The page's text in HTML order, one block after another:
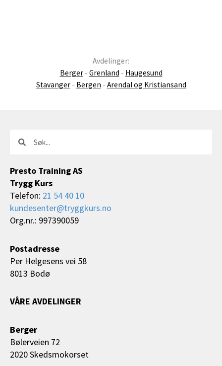
Avdelinger:
Berger- Grenland - Haugesund
Stavanger- Bergen - Arendal og Kristiansand
Søk
Presto Training AS
Trygg Kurs
Telefon: 21 54 40 10
kundesenter@tryggkurs.no
Org.nr.: 997390059
Postadresse
Per Helgesens vei 58
8013 Bodø
VÅRE AVDELINGER
Berger
Bølerveien 72
2020 Skedsmokorset